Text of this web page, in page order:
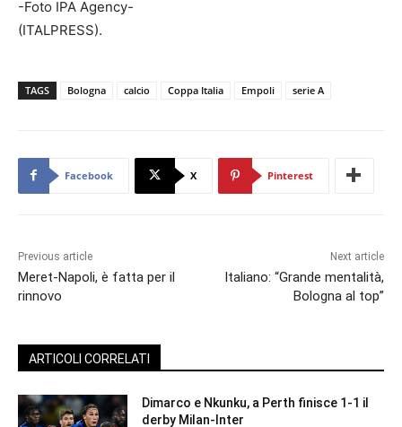
-Foto IPA Agency-
(ITALPRESS).
TAGS Bologna calcio Coppa Italia Empoli serie A
Facebook X Pinterest
Previous article
Meret-Napoli, è fatta per il
rinnovo
Next article
Italiano: “Grande mentalità,
Bologna al top”
ARTICOLI CORRELATI
Dimarco e Nkunku, a Perth finisce 1-1 il
derby Milan-Inter